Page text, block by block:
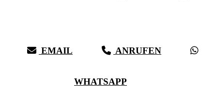
EMAIL ANRUFEN
WHATSAPP